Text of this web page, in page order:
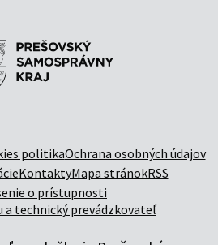
politikaOchrana osobných údajov
KontaktyMapa stránokRSS
o prístupnosti
a technický prevádzkovateľ